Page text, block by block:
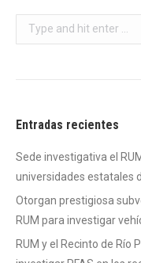
Search:
Entradas recientes
Sede investigativa el
universidades estatales
Otorgan prestigiosa
RUM para investigar
RUM y el Recinto de Río